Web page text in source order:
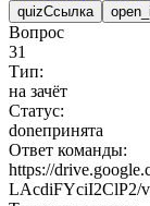
quizСсылка
Вопрос
31
Тип:
на зачёт
Статус:
doneпринята
Ответ команды:
https://
LAcdiFYciI2ClP2/